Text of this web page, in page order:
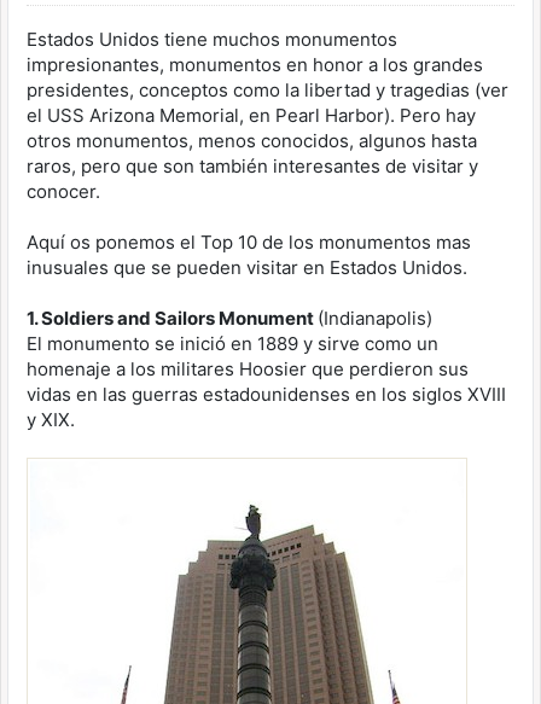
Estados Unidos tiene muchos monumentos
impresionantes, monumentos en honor a los grandes
presidentes, conceptos como la libertad y tragedias (ver
el USS Arizona Memorial, en Pearl Harbor). Pero hay
otros monumentos, menos conocidos, algunos hasta
raros, pero que son también interesantes de visitar y
conocer.
Aquí os ponemos el Top 10 de los monumentos mas
inusuales que se pueden visitar en Estados Unidos.
1. Soldiers and Sailors Monument (Indianapolis)
El monumento se inició en 1889 y sirve como un
homenaje a los militares Hoosier que perdieron sus
vidas en las guerras estadounidenses en los siglos XVIII
y XIX.